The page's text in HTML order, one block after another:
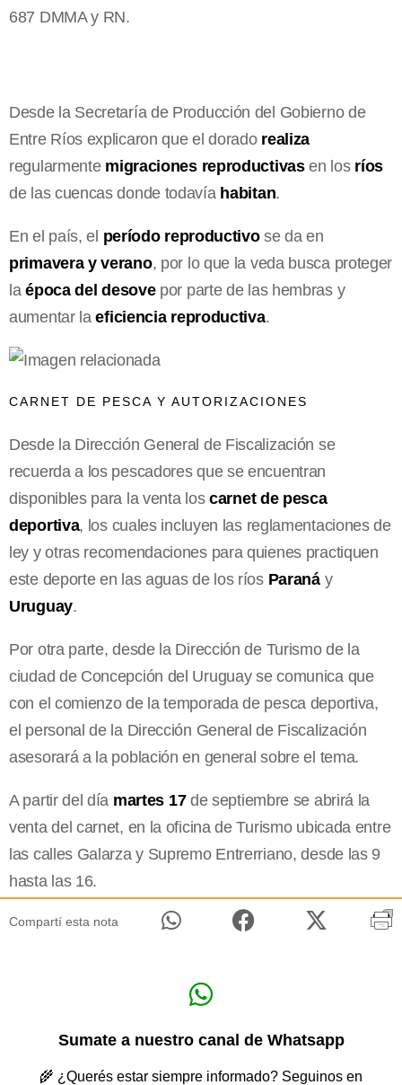
687 DMMA y RN.
Desde la Secretaría de Producción del Gobierno de
Entre Ríos explicaron que el dorado realiza
regularmentemigraciones reproductivasen los ríos
de las cuencas donde todavía habitan.
En el país, el período reproductivose da en
primavera y verano, por lo que la veda busca proteger
laépoca del desovepor parte de las hembras y
aumentar laeficiencia reproductiva.
CARNET DE PESCA Y AUTORIZACIONES
Desde la Dirección General de Fiscalización se
recuerda a los pescadores que se encuentran
disponibles para la venta los carnet de pesca
deportiva, los cuales incluyen las reglamentaciones de
ley y otras recomendaciones para quienes practiquen
este deporte en las aguas de los ríos Paraná y
Uruguay.
Por otra parte, desde la Dirección de Turismo de la
ciudad de Concepción del Uruguay se comunica que
con el comienzo de la temporada de pesca deportiva,
el personal de la Dirección General de Fiscalización
asesorará a la población en general sobre el tema.
A partir del día martes 17de septiembre se abrirá la
venta del carnet, en la oficina de Turismo ubicada entre
las calles Galarza y Supremo Entrerriano, desde las 9
hasta las 16.
Compartí esta nota
Sumate a nuestro canal de Whatsapp
🌾 ¿Querés estar siempre informado? Seguinos en